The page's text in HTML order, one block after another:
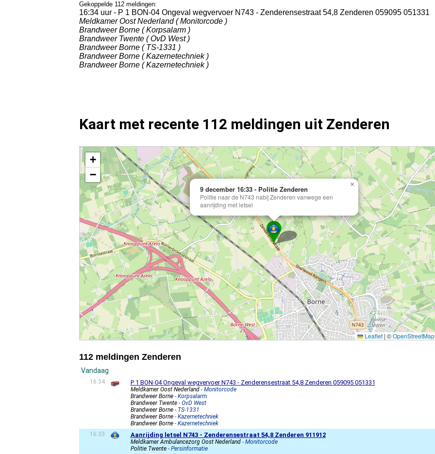
Gekoppelde 112 meldingen:
16:34 uur - P 1 BON-04 Ongeval wegvervoer N743 - Zenderensestraat 54,8 Zenderen 059095 051331
Meldkamer Oost Nederland ( Monitorcode )
Brandweer Borne ( Korpsalarm )
Brandweer Twente ( OvD West )
Brandweer Borne ( TS-1331 )
Brandweer Borne ( Kazernetechniek )
Brandweer Borne ( Kazernetechniek )
Kaart met recente 112 meldingen uit Zenderen
Kaart Zenderen met de meest recente 112 meldingen.
9 december 16:33 - Politie Zenderen
Politie naar de N743 nabij Zenderen vanwege een
aanrijding met letsel
×
+
−
Leaflet | ©OpenStreetMap
112 meldingen Zenderen
Vandaag
16:34 P 1 BON-04 Ongeval wegvervoer N743 - Zenderensestraat 54,8 Zenderen 059095 051331
Meldkamer Oost Nederland - Monitorcode
Brandweer Borne - Korpsalarm
Brandweer Twente - OvD West
Brandweer Borne - TS-1331
Brandweer Borne - Kazernetechniek
Brandweer Borne - Kazernetechniek
16:33
Aanrijding letsel N743 - Zenderensestraat 54,8 Zenderen 911912
Meldkamer Ambulancezorg Oost Nederland - Monitorcode
Politie Twente - Persinformatie